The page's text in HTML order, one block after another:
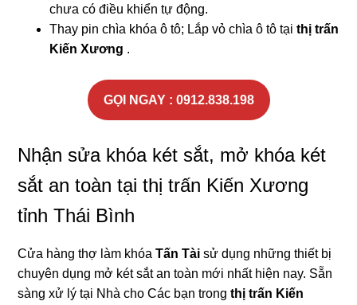
chưa có điều khiển tự động.
Thay pin chìa khóa ô tô; Lắp vỏ chìa ô tô tạithị trấn
Kiến Xương .
GỌI NGAY : 0912.838.198
Nhận sửa khóa két sắt, mở khóa két
sắt an toàn tại thị trấn Kiến Xương
tỉnh Thái Bình
Cửa hàng thợ làm khóaTấn Tài sử dụng những thiết bị
chuyên dụng mở két sắt an toàn mới nhất hiện nay. Sẵn
sàng xử lý tại Nhà cho Các bạn trongthị trấn Kiến